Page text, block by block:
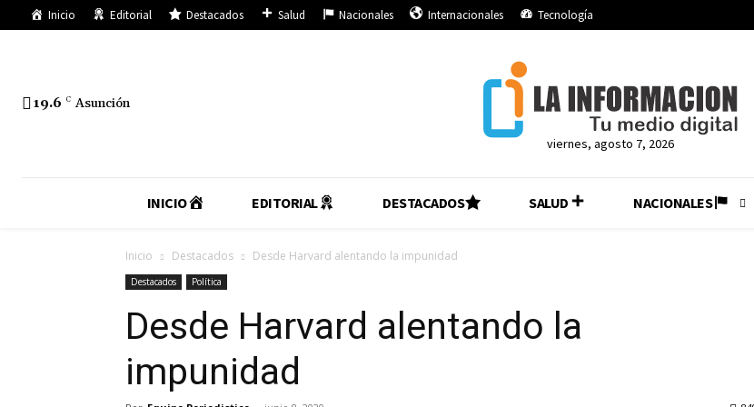
Inicio Editorial Destacados Salud Nacionales Internacionales Tecnología
19.6 C Asunción
viernes, agosto 7, 2026
INICIO EDITORIAL DESTACADOS SALUD NACIONALES
Inicio Destacados Desde Harvard alentando la impunidad
Destacados Política
Desde Harvard alentando la
impunidad